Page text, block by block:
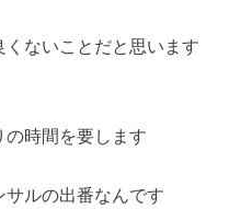
ないことだと思います
時間を要します
ルの出番なんです